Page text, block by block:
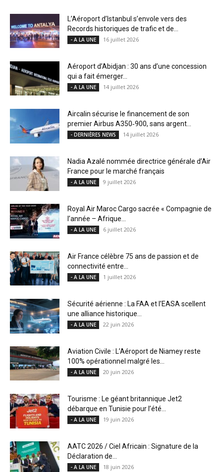
L’Aéroport d’Istanbul s’envole vers des
Records historiques de trafic et de...
- A LA UNE 16 juillet 2026
Aéroport d’Abidjan : 30 ans d’une concession
qui a fait émerger...
- A LA UNE 14 juillet 2026
Aircalin sécurise le financement de son
premier Airbus A350‑900, sans argent...
- DERNIÈRES NEWS 14 juillet 2026
Nadia Azalé nommée directrice générale d’Air
France pour le marché français
- A LA UNE 9 juillet 2026
Royal Air Maroc Cargo sacrée « Compagnie de
l’année – Afrique...
- A LA UNE 6 juillet 2026
Air France célèbre 75 ans de passion et de
connectivité entre...
- A LA UNE 1 juillet 2026
Sécurité aérienne : La FAA et l’EASA scellent
une alliance historique...
- A LA UNE 22 juin 2026
Aviation Civile : L’Aéroport de Niamey reste
100% opérationnel malgré les...
- A LA UNE 20 juin 2026
Tourisme : Le géant britannique Jet2
débarque en Tunisie pour l’été...
- A LA UNE 19 juin 2026
AATC 2026 / Ciel Africain : Signature de la
Déclaration de...
- A LA UNE 18 juin 2026